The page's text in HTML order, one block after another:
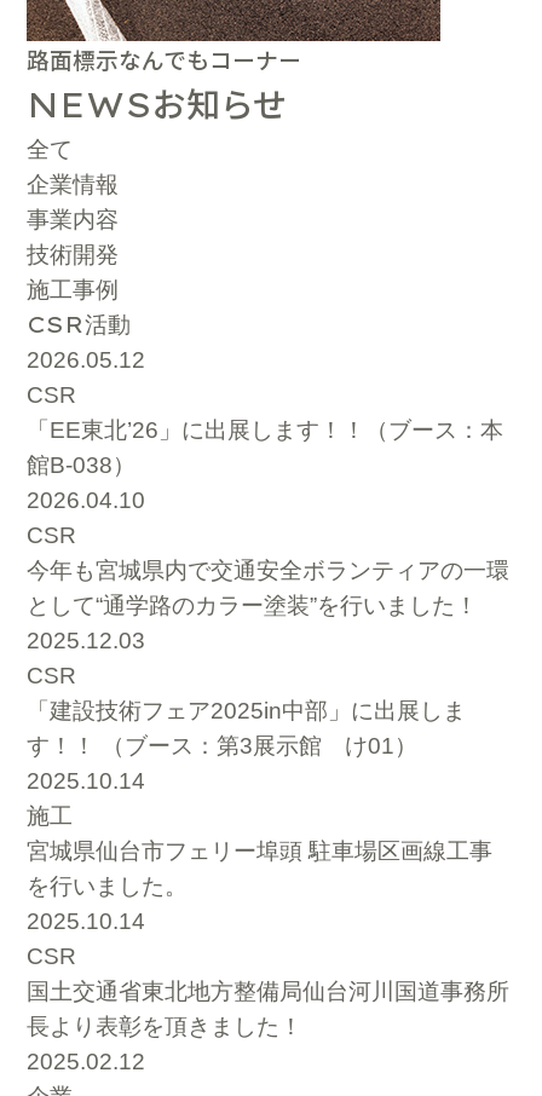
路面標示なんでもコーナー
NEWSお知らせ
全て
企業情報
事業内容
技術開発
施工事例
CSR活動
2026.05.12
CSR
「EE東北’26」に出展します！！（ブース：本
館B-038）
2026.04.10
CSR
今年も宮城県内で交通安全ボランティアの一環
として“通学路のカラー塗装”を行いました！
2025.12.03
CSR
「建設技術フェア2025in中部」に出展しま
す！！ （ブース：第3展示館 け01）
2025.10.14
施工
宮城県仙台市フェリー埠頭 駐車場区画線工事
を行いました。
2025.10.14
CSR
国土交通省東北地方整備局仙台河川国道事務所
長より表彰を頂きました！
2025.02.12